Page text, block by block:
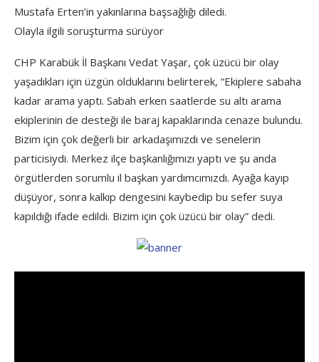
Mustafa Erten’in yakınlarına başsağlığı diledi.
Olayla ilgili soruşturma sürüyor
CHP Karabük İl Başkanı Vedat Yaşar, çok üzücü bir olay
yaşadıkları için üzgün olduklarını belirterek, “Ekiplere sabaha
kadar arama yaptı. Sabah erken saatlerde su altı arama
ekiplerinin de desteği ile baraj kapaklarında cenaze bulundu.
Bizim için çok değerli bir arkadaşımızdı ve senelerin
particisiydi. Merkez ilçe başkanlığımızı yaptı ve şu anda
örgütlerden sorumlu il başkan yardımcımızdı. Ayağa kayıp
düşüyor, sonra kalkıp dengesini kaybedip bu sefer suya
kapıldığı ifade edildi. Bizim için çok üzücü bir olay” dedi.